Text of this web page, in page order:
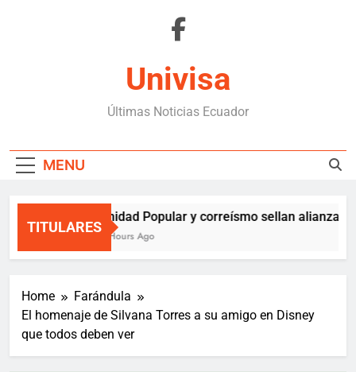
Univisa
Últimas Noticias Ecuador
MENU
TITULARES
Unidad Popular y correísmo sellan alianza
2 Hours Ago
Home
Farándula
El homenaje de Silvana Torres a su amigo en Disney
que todos deben ver